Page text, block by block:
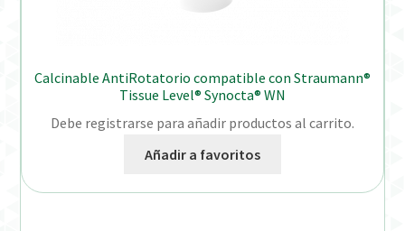
Calcinable AntiRotatorio compatible con Straumann®
Tissue Level® Synocta® WN
Debe registrarse para añadir productos al carrito.
Añadir a favoritos